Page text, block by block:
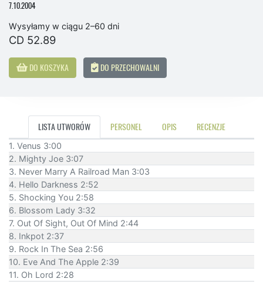
7.10.2004
Wysyłamy w ciągu 2–60 dni
CD 52.89
DO KOSZYKA DO PRZECHOWALNI
LISTA UTWORÓW PERSONEL OPIS RECENZJE
1. Venus 3:00
2. Mighty Joe 3:07
3. Never Marry A Railroad Man 3:03
4. Hello Darkness 2:52
5. Shocking You 2:58
6. Blossom Lady 3:32
7. Out Of Sight, Out Of Mind 2:44
8. Inkpot 2:37
9. Rock In The Sea 2:56
10. Eve And The Apple 2:39
11. Oh Lord 2:28